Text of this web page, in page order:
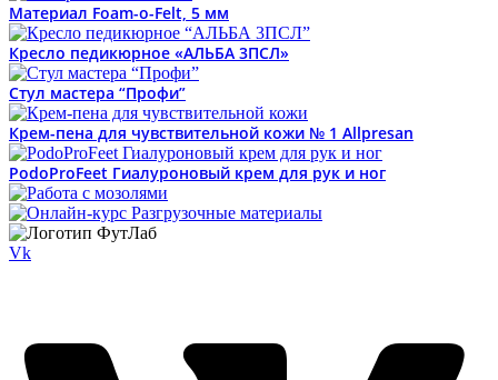
Материал Foam-o-Felt, 5 мм
Кресло педикюрное «АЛЬБА 3ПСЛ»
Стул мастера “Профи”
Крем-пена для чувствительной кожи № 1 Allpresan
PodoProFeet Гиалуроновый крем для рук и ног
Vk